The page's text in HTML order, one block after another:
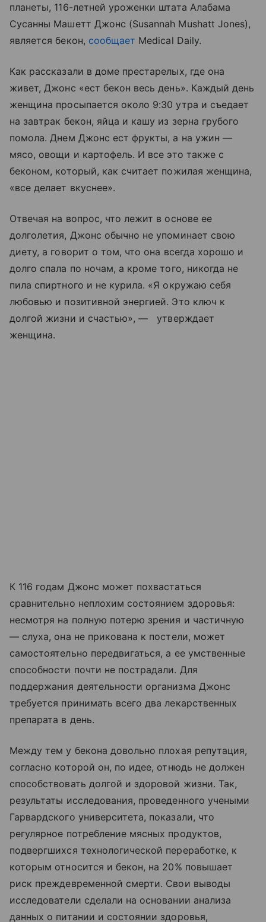
планеты, 116-летней уроженки штата Алабама
Сусанны Машетт Джонс (Susannah Mushatt Jones),
является бекон, сообщает Medical Daily.
Как рассказали в доме престарелых, где она
живет, Джонс «ест бекон весь день». Каждый день
женщина просыпается около 9:30 утра и съедает
на завтрак бекон, яйца и кашу из зерна грубого
помола. Днем Джонс ест фрукты, а на ужин —
мясо, овощи и картофель. И все это также с
беконом, который, как считает пожилая женщина,
«все делает вкуснее».
Отвечая на вопрос, что лежит в основе ее
долголетия, Джонс обычно не упоминает свою
диету, а говорит о том, что она всегда хорошо и
долго спала по ночам, а кроме того, никогда не
пила спиртного и не курила. «Я окружаю себя
любовью и позитивной энергией. Это ключ к
долгой жизни и счастью», — утверждает
женщина.
К 116 годам Джонс может похвастаться
сравнительно неплохим состоянием здоровья:
несмотря на полную потерю зрения и частичную
— слуха, она не прикована к постели, может
самостоятельно передвигаться, а ее умственные
способности почти не пострадали. Для
поддержания деятельности организма Джонс
требуется принимать всего два лекарственных
препарата в день.
Между тем у бекона довольно плохая репутация,
согласно которой он, по идее, отнюдь не должен
способствовать долгой и здоровой жизни. Так,
результаты исследования, проведенного учеными
Гарвардского университета, показали, что
регулярное потребление мясных продуктов,
подвергшихся технологической переработке, к
которым относится и бекон, на 20% повышает
риск преждевременной смерти. Свои выводы
исследователи сделали на основании анализа
данных о питании и состоянии здоровья,